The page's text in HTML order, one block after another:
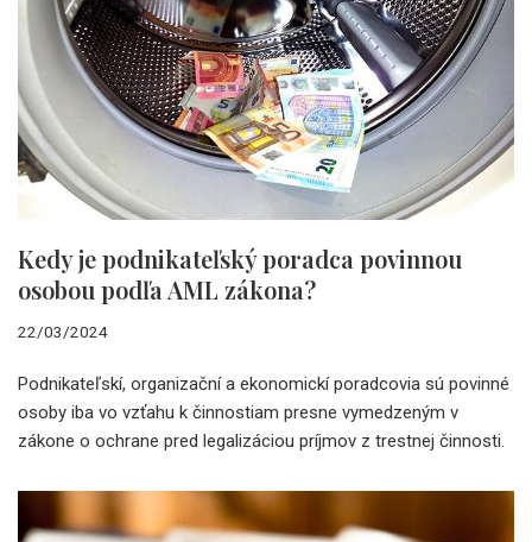
Kedy je podnikateľský poradca povinnou
osobou podľa AML zákona?
22/03/2024
Podnikateľskí, organizační a ekonomickí poradcovia sú povinné
osoby iba vo vzťahu k činnostiam presne vymedzeným v
zákone o ochrane pred legalizáciou príjmov z trestnej činnosti.